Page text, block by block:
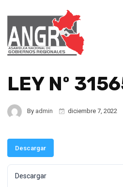
LEY Nº
By admin diciembre 7, 2022
Descargar
Descargar